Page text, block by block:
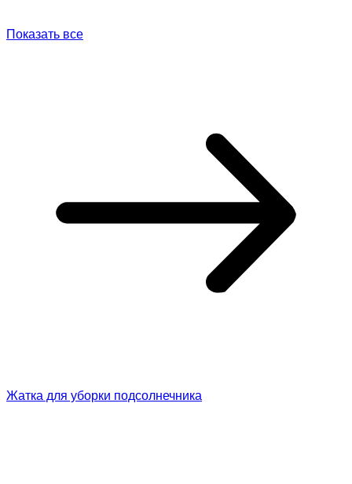
Показать все
Жатка для уборки подсолнечника